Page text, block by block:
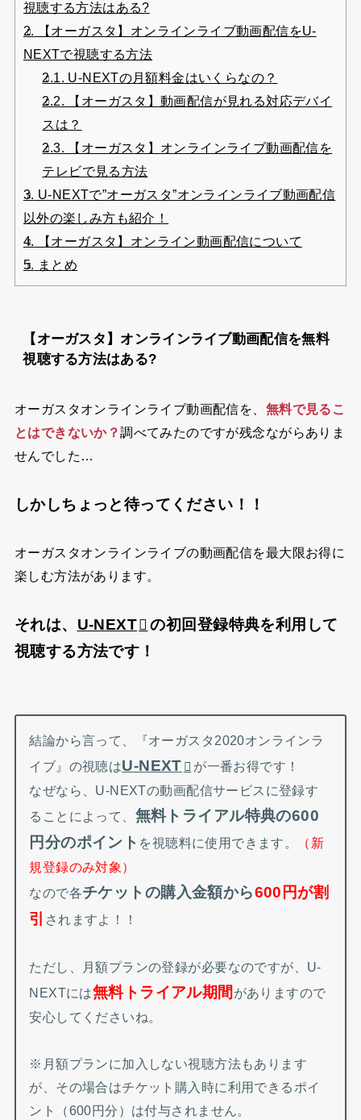
視聴する方法はある?
2.
【オーガスタ】オンラインライブ動画配信をU-
NEXTで視聴する方法
2.1. U-NEXTの月額料金はいくらなの？
2.2. 【オーガスタ】動画配信が見れる対応デバイ
スは？
2.3. 【オーガスタ】オンラインライブ動画配信を
テレビで見る方法
3. U-NEXTで”オーガスタ”オンラインライブ動画配信
以外の楽しみ方も紹介！
4.
【オーガスタ】オンライン動画配信について
5. まとめ
【オーガスタ】オンラインライブ動画配信を無料
視聴する方法はある?
オーガスタオンラインライブ動画配信を、 無料で見るこ
とはできないか？調べてみたのですが残念ながらありま
せんでした…
しかしちょっと待ってください！！
オーガスタオンラインライブの動画配信を最大限お得に
楽しむ方法があります。
それは、 U-NEXT
の初回登録特典を利用して
視聴する方法です！
結論から言って、『オーガスタ2020オンラインラ
イブ』の視聴はU-NEXT
が一番お得です！
なぜなら、U-NEXTの動画配信サービスに登録す
ることによって、 無料トライアル特典の600
円分のポイント を視聴料に使用できます。
（新
規登録のみ対象）
なので各チケットの購入金額から600円が割
引
されますよ！！
ただし、月額プランの登録が必要なのですが、U-
NEXTには無料トライアル期間 がありますので
安心してくださいね。
※月額プランに加入しない視聴方法もあります
が、その場合はチケット購入時に利用できるポイ
ント（600円分）は付与されません。